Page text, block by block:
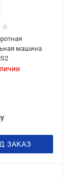
машина
ЗАКАЗ